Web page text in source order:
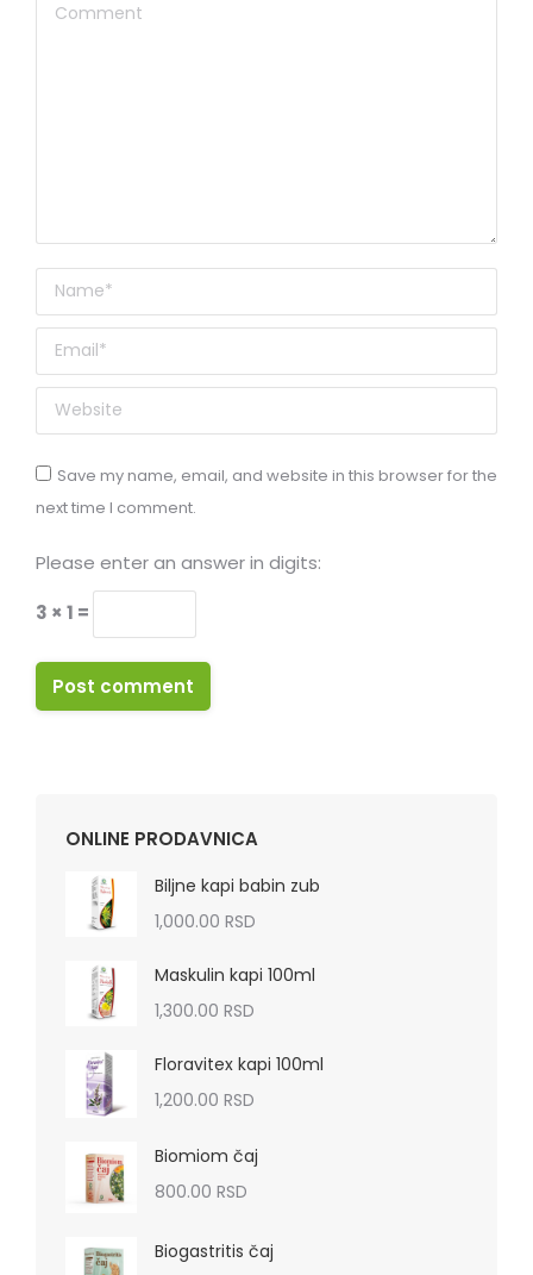
Comment
Name *
Email *
Website
Save my name, email, and website in this browser for the
next time I comment.
Please enter an answer in digits:
3 × 1 =
Post comment
ONLINE PRODAVNICA
Biljne kapi babin zub
1,000.00 RSD
Maskulin kapi 100ml
1,300.00 RSD
Floravitex kapi 100ml
1,200.00 RSD
Biomiom čaj
800.00 RSD
Biogastritis čaj